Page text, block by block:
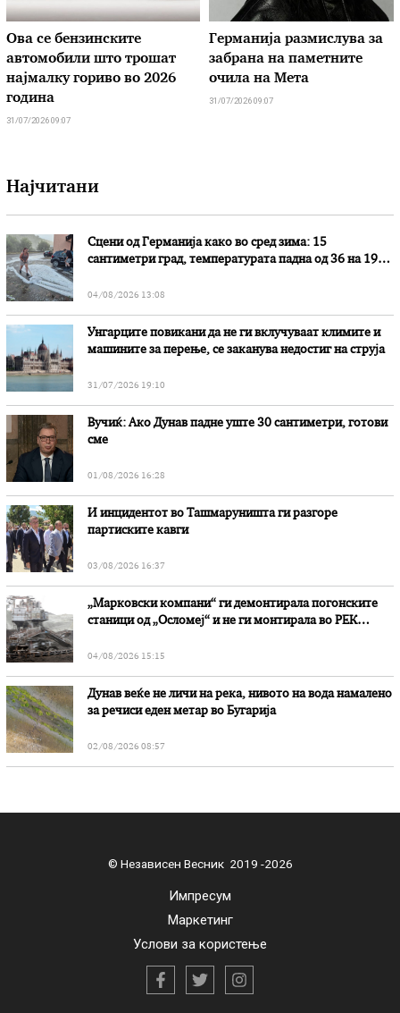
Ова се бензинските
автомобили што трошат
најмалку гориво во 2026
година
31/07/2026 09:07
Германија размислува за
забрана на паметните
очила на Мета
31/07/2026 09:07
Најчитани
Сцени од Германија како во сред зима: 15
сантиметри град, температурата падна од 36 на 19
04/08/2026 13:08
Унгарците повикани да не ги вклучуваат климите и
машините за перење, се заканува недостиг на струја
31/07/2026 19:10
Вучиќ: Ако Дунав падне уште 30 сантиметри, готови
сме
01/08/2026 16:28
И инцидентот во Ташмаруништa ги разгоре
партиските кавги
03/08/2026 16:37
„Марковски компани“ ги демонтирала погонските
станици од „Осломеј“ и не ги монтирала во РЕК
04/08/2026 15:15
Дунав веќе не личи на река, нивото на вода намалено
за речиси еден метар во Бугарија
02/08/2026 08:57
© Независен Весник 2019 -2026
Импресум
Маркетинг
Услови за користење